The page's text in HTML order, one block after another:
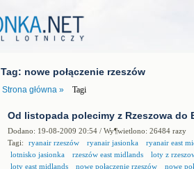
Tag: nowe połączenie rzeszów
Strona główna » Tagi
Od listopada polecimy z Rzeszowa do
Dodano: 19-08-2009 20:54 / Wy¶wietlono: 26484 razy
Tagi:
ryanair rzeszów ryanair jasionka
ryanair east
lotnisko jasionka
rzeszów east midlands
loty z
loty east midlands
nowe połączenie rzeszów nowe